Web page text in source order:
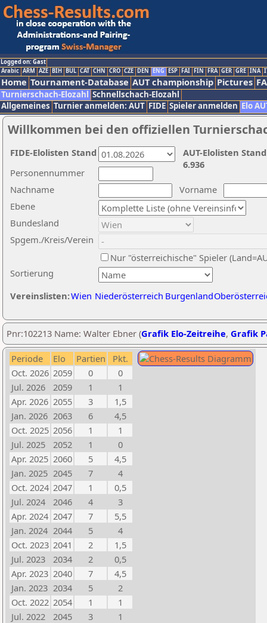
Logged on: Gast
Arabic ARM AZE BIH BUL CAT CHN CRO CZE DEN ENG ESP FAI FIN FRA GER GRE INA
Home Tournament-Database AUT championship Pictures
Turnierschach-Elozahl Schnellschach-Elozahl
Allgemeines Turnier anmelden: AUT FIDE Spieler anmelden Elo
Willkommen bei den offiziellen
Nachname
Vorname
Ebene
Sortierung
Personennummer
Bundesland
Spgem./Kreis/Verein
Nur "österreichische" Spieler
Vereinslisten:Wien Niederösterreich Burgenland
AUT-Elolisten
6.936
FIDE-Elolisten Stand
Pnr:102213 Name: Walter Ebner (Grafik Elo-Zeitreihe, Grafik
Periode Elo Partien
Pkt.
Oct. 2026 2059 0
0
Jul. 2026
2059 1
1
Apr. 2026 2055 3
1,5
Jan. 2026 2063 6
4,5
Oct. 2025 2056 1
1
Jul. 2025
2052 1
0
Apr. 2025 2060 5
4,5
Jan. 2025 2045 7
4
Oct. 2024 2047 1
0,5
Jul. 2024
2046 4
3
Apr. 2024 2047 7
5,5
Jan. 2024 2044 5
4
Oct. 2023 2041 2
1,5
Jul. 2023
2034 2
0,5
Apr. 2023 2040 7
4,5
Jan. 2023 2034 5
2
Oct. 2022 2054 1
1
Jul. 2022
2045 3
1